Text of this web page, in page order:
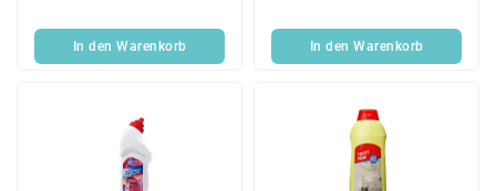
In den Warenkorb In den Warenkorb